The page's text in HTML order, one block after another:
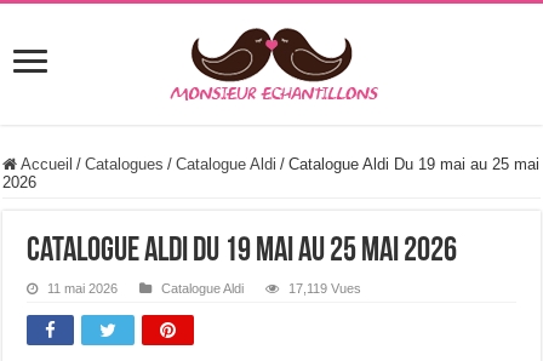
Accueil / Catalogues / Catalogue Aldi / Catalogue Aldi Du 19 mai au 25 mai
2026
Catalogue Aldi Du 19 mai au 25 mai 2026
11 mai 2026 Catalogue Aldi 17,119 Vues